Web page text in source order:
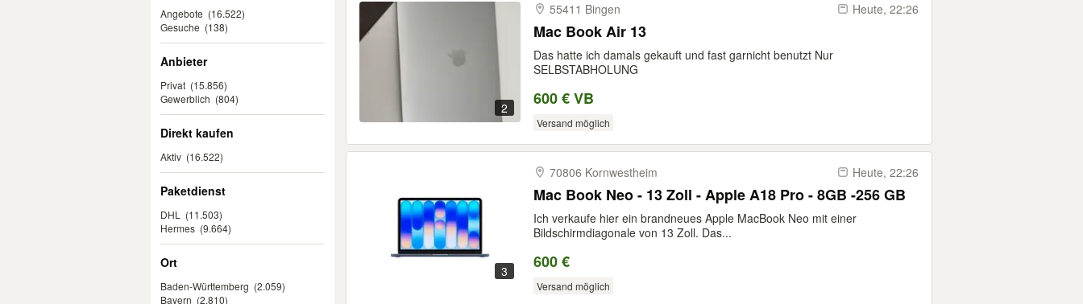
Angebote (16.522)
Gesuche (138)
Anbieter
Privat (15.856)
Gewerblich (804)
Direkt kaufen
Aktiv (16.522)
Paketdienst
DHL
(11.503)
Hermes (9.664)
Ort
Baden-Württemberg (2.059)
Bayern (2.810)
2
55411 Bingen Heute, 22:26
Mac Book Air 13
Das hatte ich damals gekauft und fast garnicht benutzt Nur
SELBSTABHOLUNG
600 € VB
Versand möglich
3
70806 Kornwestheim Heute, 22:26
Mac Book Neo - 13 Zoll - Apple A18 Pro - 8GB -256 GB
Ich verkaufe hier ein brandneues Apple MacBook Neo mit einer
Bildschirmdiagonale von 13 Zoll. Das...
600 €
Versand möglich